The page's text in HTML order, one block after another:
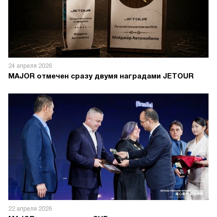
24 апреля 2026
MAJOR отмечен сразу двумя наградами JETOUR
22 апреля 2026